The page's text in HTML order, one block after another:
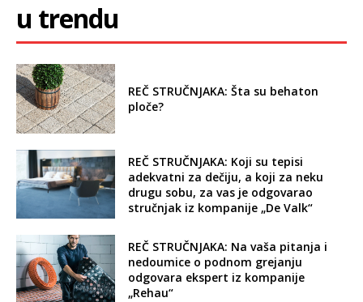
u trendu
REČ STRUČNJAKA: Šta su behaton
ploče?
REČ STRUČNJAKA: Koji su tepisi
adekvatni za dečiju, a koji za neku
drugu sobu, za vas je odgovarao
stručnjak iz kompanije „De Valk“
REČ STRUČNJAKA: Na vaša pitanja i
nedoumice o podnom grejanju
odgovara ekspert iz kompanije
„Rehau“